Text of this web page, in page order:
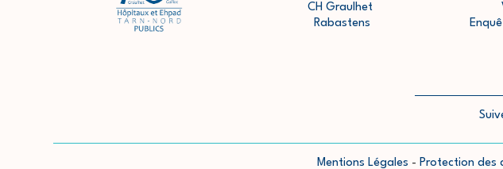
CH Graulhet
Rabastens
Mentions Légales - Protection des